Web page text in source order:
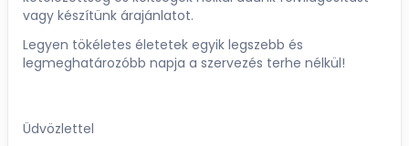
vagy készítünk árajánlatot.
Legyen tökéletes életetek egyik legszebb és
legmeghatározóbb napja a szervezés terhe nélkül!
Üdvözlettel